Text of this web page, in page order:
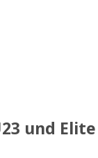
und Elite